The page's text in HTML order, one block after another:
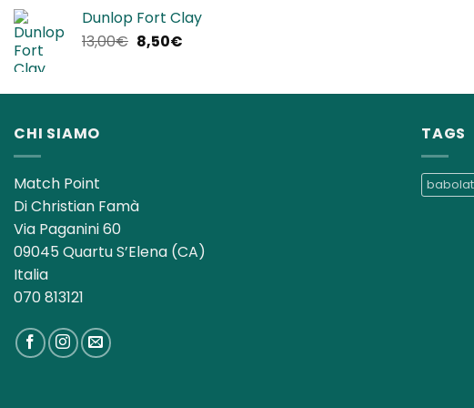
era:
140,00€.
Dunlop Fort Clay
13,00€ Il
era:
8,50€Il
è:
CHI SIAMO
Match Point
Di Christian Famà
Via Paganini 60
09045 Quartu S’Elena (CA)
Italia
070 813121
TAGS
babolat